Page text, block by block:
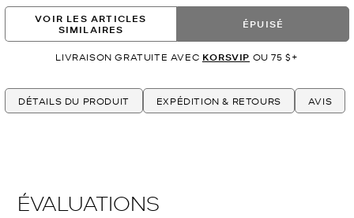
VOIR LES ARTICLES
SIMILAIRES
ÉPUISÉ
LIVRAISON GRATUITE AVEC KORSVIP OU 75 $+
DÉTAILS DU PRODUIT EXPÉDITION & RETOURS AVIS